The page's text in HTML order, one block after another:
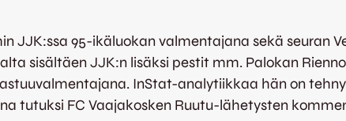
JJK:ssa 95-ikäluokan valmentajana sekä seuran
sisältäen JJK:n lisäksi pestit mm. Palokan
InStat-analytiikkaa hän on
tutuksi FC Vaajakosken Ruutu-lähetysten